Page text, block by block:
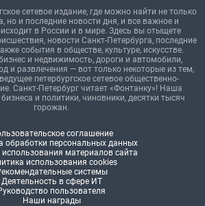
сетевое издание, где можно найти не только
но и последние новости дня, и все важное и
в России и в мире. Здесь вы отыщете
новости Санкт-Петербурга, последние
события в обществе, культуре, искусстве.
и недвижимость, дороги и автомобили,
и развлечения — вот только некоторые из тем,
петербургское сетевое общественно-
Санкт-Петербург читает «Фонтанку»! Наша
и политики, чиновники, десятки тысяч
горожан.
соглашение
обработки персональных данных
материалов сайта
использования cookies
системы
Деятельность в сфере ИТ
пользователя
Наши награды